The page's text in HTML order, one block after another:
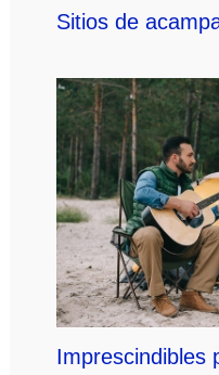
Sitios de
Imprescindibles